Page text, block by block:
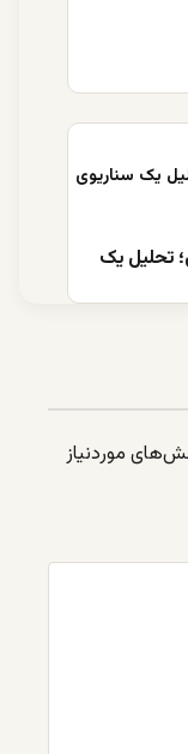
تحلیل یک
موردنیاز